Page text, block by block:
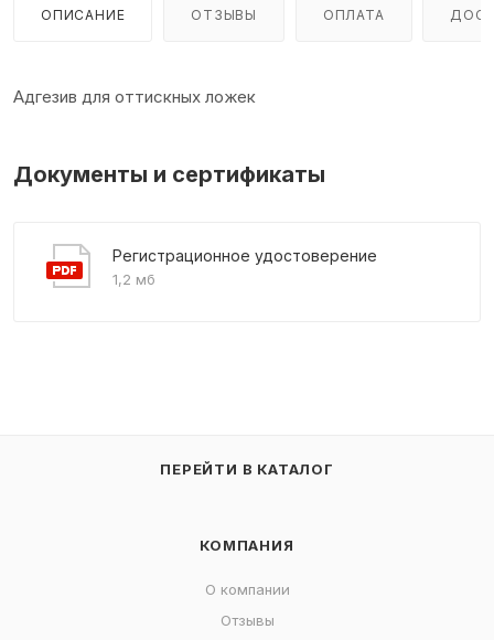
ОПИСАНИЕ ОТЗЫВЫ ОПЛАТА
Адгезив для оттискных ложек
Документы и сертификаты
Регистрационное удостоверение
1,2 мб
ПЕРЕЙТИ В КАТАЛОГ
КОМПАНИЯ
О компании
Отзывы